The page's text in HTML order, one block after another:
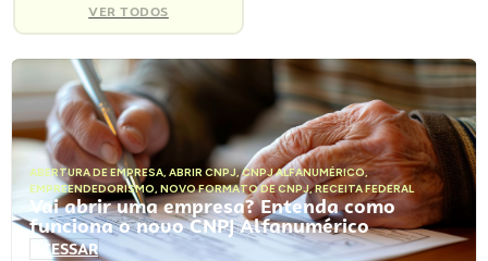
VER TODOS
ABERTURA DE EMPRESA, ABRIR CNPJ,CNPJ ALFANUMÉRICO,
EMPREENDEDORISMO, NOVO FORMATO DE CNPJ,RECEITA FEDERAL
Vai abrir uma empresa? Entenda como
funciona o novo CNPJ Alfanumérico
ACESSAR